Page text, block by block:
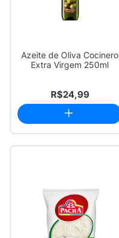
Azeite de Oliva Cocinero
Extra Virgem 250ml
R$24,99